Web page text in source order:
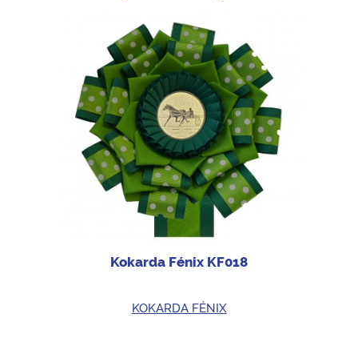
Kokarda Fénix KF018
KOKARDA FÉNIX